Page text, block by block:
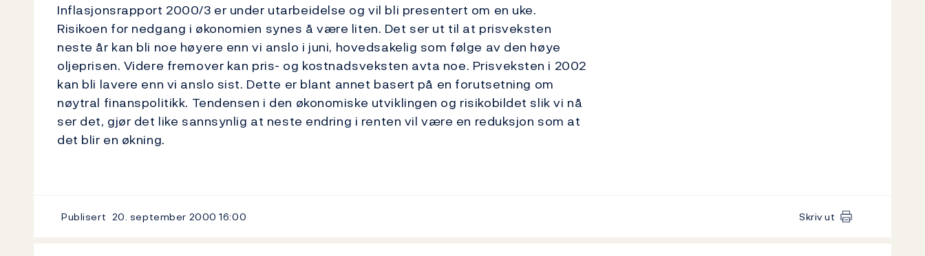
Inflasjonsrapport 2000/3 er under utarbeidelse og vil bli presentert om en uke.
Risikoen for nedgang i økonomien synes å være liten. Det ser ut til at prisveksten
neste år kan bli noe høyere enn vi anslo i juni, hovedsakelig som følge av den høye
oljeprisen. Videre fremover kan pris- og kostnadsveksten avta noe. Prisveksten i 2002
kan bli lavere enn vi anslo sist. Dette er blant annet basert på en forutsetning om
nøytral finanspolitikk. Tendensen i den økonomiske utviklingen og risikobildet slik vi nå
ser det, gjør det like sannsynlig at neste endring i renten vil være en reduksjon som at
det blir en økning.
Publisert 20. september 200016:00 Skriv ut